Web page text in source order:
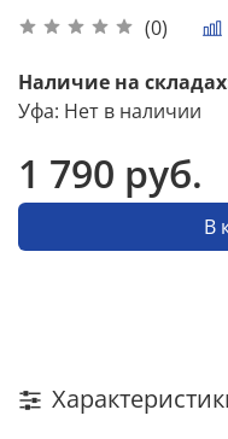
(0)
Наличие на
Уфа: Нет в наличии
1 790 руб.
В